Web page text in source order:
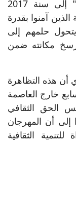
ويعود تأسيس مهرجان "سينما الجبل" إلى سنة 2017
آمنوا بقدرة
حلمهم إلى
مكانته ضمن
أن هذه التظاهرة
خارج العاصمة
الحق الثقافي
إلى أن المهرجان
الثقافية